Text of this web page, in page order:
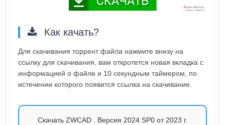
Как качать?
Для скачивания торрент файла нажмите внизу на
ссылку для скачивания, вам откротется новая вкладка с
информацией о файле и 10 секундным таймером, по
истечении которого появится ссылка на скачивание.
Скачать ZWCAD . Версия 2024 SP0 от 2023 г.